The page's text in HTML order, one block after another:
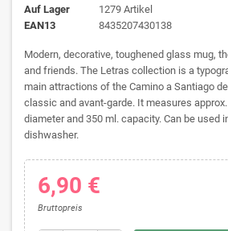
Auf Lager
1279 Artikel
EAN13
8435207430138
Modern, decorative, toughened glass mug,
and friends. The Letras collection is a
main attractions of the Camino a Santiago
classic and avant-garde. It measures
diameter and 350 ml. capacity. Can be used
dishwasher.
6,90 €
Bruttopreis